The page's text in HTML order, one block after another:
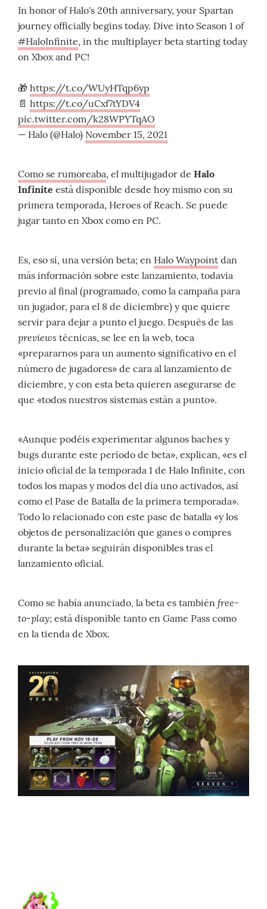
In honor of Halo's 20th anniversary, your Spartan
journey officially begins today. Dive into Season 1 of
#HaloInfinite, in the multiplayer beta starting today
on Xbox and PC!
🎁 https://t.co/WUyHTqp6yp
📄 https://t.co/uCxf7tYDV4
pic.twitter.com/k28WPYTqAO
— Halo (@Halo) November 15, 2021
Como se rumoreaba, el multijugador de Halo
Infinite está disponible desde hoy mismo con su
primera temporada, Heroes of Reach. Se puede
jugar tanto en Xbox como en PC.
Es, eso sí, una versión beta; en Halo Waypoint dan
más información sobre este lanzamiento, todavía
previo al final (programado, como la campaña para
un jugador, para el 8 de diciembre) y que quiere
servir para dejar a punto el juego. Después de las
previews técnicas, se lee en la web, toca
«prepararnos para un aumento significativo en el
número de jugadores» de cara al lanzamiento de
diciembre, y con esta beta quieren asegurarse de
que «todos nuestros sistemas están a punto».
«Aunque podéis experimentar algunos baches y
bugs durante este período de beta», explican, «es el
inicio oficial de la temporada 1 de Halo Infinite, con
todos los mapas y modos del día uno activados, así
como el Pase de Batalla de la primera temporada».
Todo lo relacionado con este pase de batalla «y los
objetos de personalización que ganes o compres
durante la beta» seguirán disponibles tras el
lanzamiento oficial.
Como se había anunciado, la beta es también free-
to-play; está disponible tanto en Game Pass como
en la tienda de Xbox.